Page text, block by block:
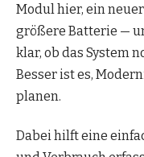
Modul hier, ein
größere Batterie —
klar, ob das System
Besser ist es,
planen.
Dabei hilft eine